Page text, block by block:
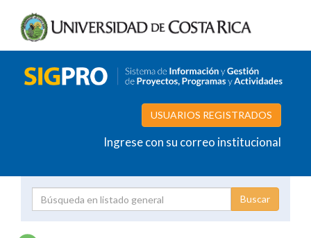
USUARIOS REGISTRADOS
Ingrese con su correo institucional